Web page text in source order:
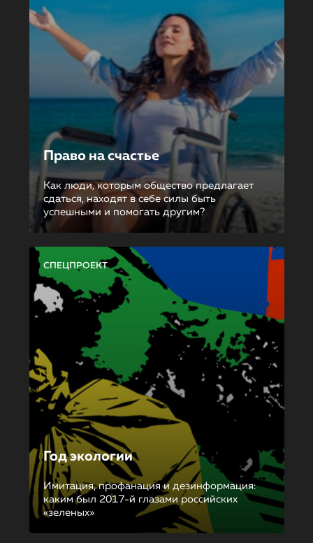
Право на счастье
Как люди, которым общество предлагает
сдаться, находят в себе силы быть
успешными и помогать другим?
СПЕЦПРОЕКТ
Год экологии
Имитация, профанация и дезинформация:
каким был 2017-й глазами российских
«зеленых»